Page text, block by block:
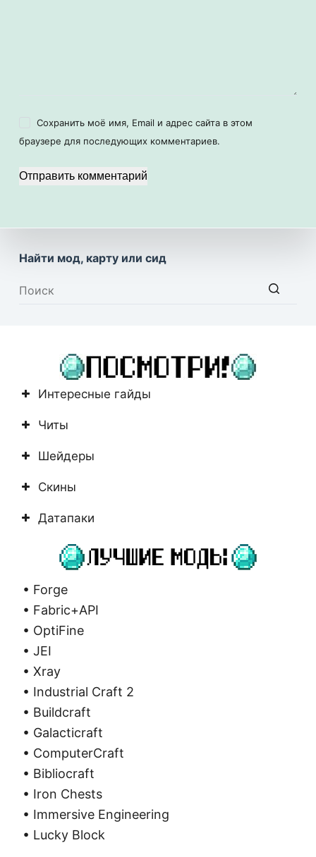
Сохранить моё имя, Email и адрес сайта в этом
браузере для последующих комментариев.
Отправить комментарий
Найти мод, карту или сид
Интересные гайды
Читы
Шейдеры
Скины
Датапаки
• Forge
• Fabric+API
• OptiFine
• JEI
• Xray
• Industrial Craft 2
• Buildcraft
• Galacticraft
• ComputerCraft
• Bibliocraft
• Iron Chests
• Immersive Engineering
• Lucky Block